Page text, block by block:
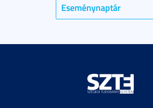
Eseménynaptár